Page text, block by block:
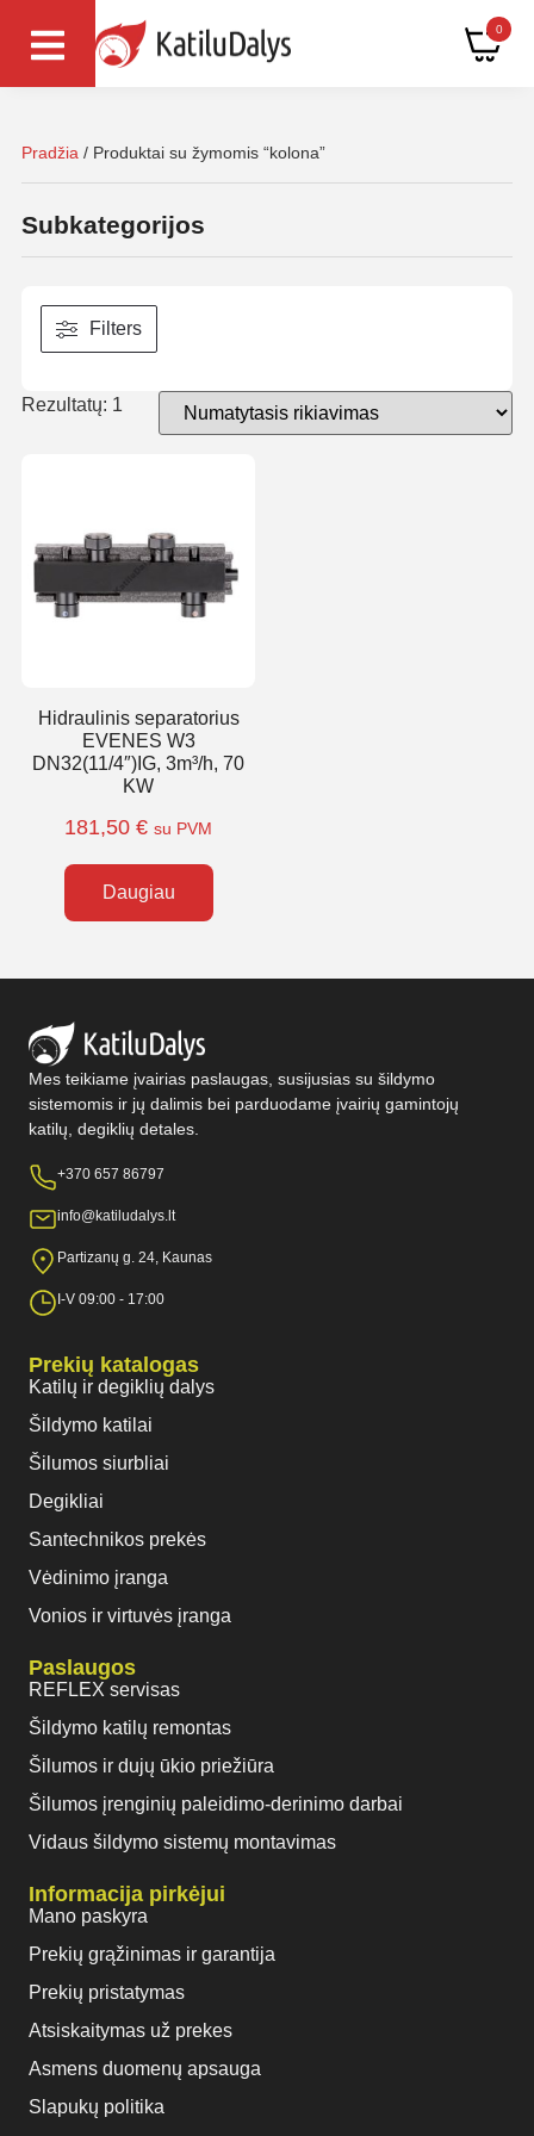
0
Pradžia / Produktai su žymomis “kolona”
Subkategorijos
Filters
Rezultatų: 1
Hidraulinis separatorius
EVENES W3
DN32(11/4″)IG, 3m³/h, 70
KW
181,50 € su PVM
Daugiau
Mes teikiame įvairias paslaugas, susijusias su šildymo
sistemomis ir jų dalimis bei parduodame įvairių gamintojų
katilų, degiklių detales.
+370 657 86797
info@katiludalys.lt
Partizanų g. 24, Kaunas
I-V 09:00 - 17:00
Prekių katalogas
Katilų ir degiklių dalys
Šildymo katilai
Šilumos siurbliai
Degikliai
Santechnikos prekės
Vėdinimo įranga
Vonios ir virtuvės įranga
Paslaugos
REFLEX servisas
Šildymo katilų remontas
Šilumos ir dujų ūkio priežiūra
Šilumos įrenginių paleidimo-derinimo darbai
Vidaus šildymo sistemų montavimas
Informacija pirkėjui
Mano paskyra
Prekių grąžinimas ir garantija
Prekių pristatymas
Atsiskaitymas už prekes
Asmens duomenų apsauga
Slapukų politika